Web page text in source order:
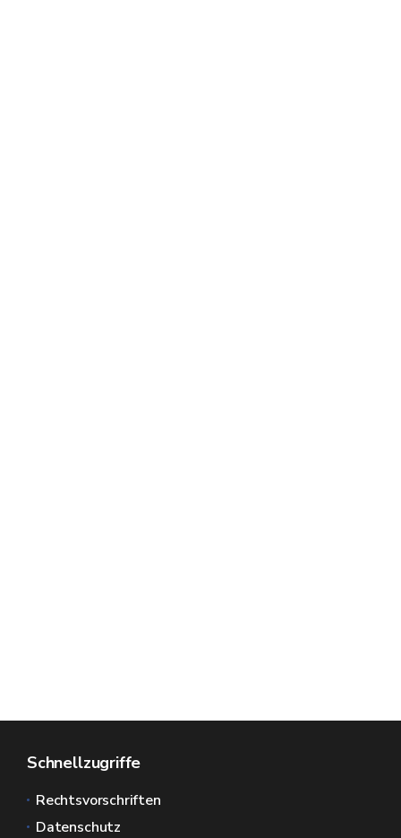
Schnellzugriffe
Rechtsvorschriften
Datenschutz